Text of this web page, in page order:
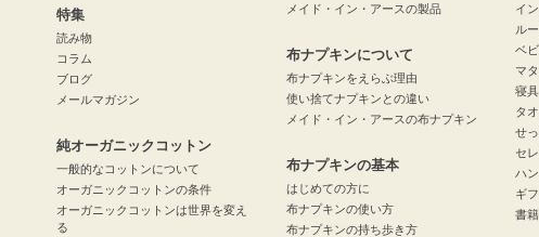
特集
読み物
コラム
ブログ
メールマガジン
純オーガニックコットン
一般的なコットンについて
オーガニックコットンの条件
オーガニックコットンは世界を変え
る
メイド・イン・アースの製品
布ナプキンについて
布ナプキンをえらぶ理由
使い捨てナプキンとの違い
メイド・イン・アースの布ナプキン
布ナプキンの基本
はじめての方に
布ナプキンの使い方
布ナプキンの持ち歩き方
イ
ル
ベ
マ
寝具
タ
せ
セ
ハ
ギフ
書籍